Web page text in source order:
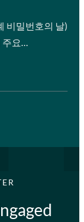
비밀번호의 날)
요…